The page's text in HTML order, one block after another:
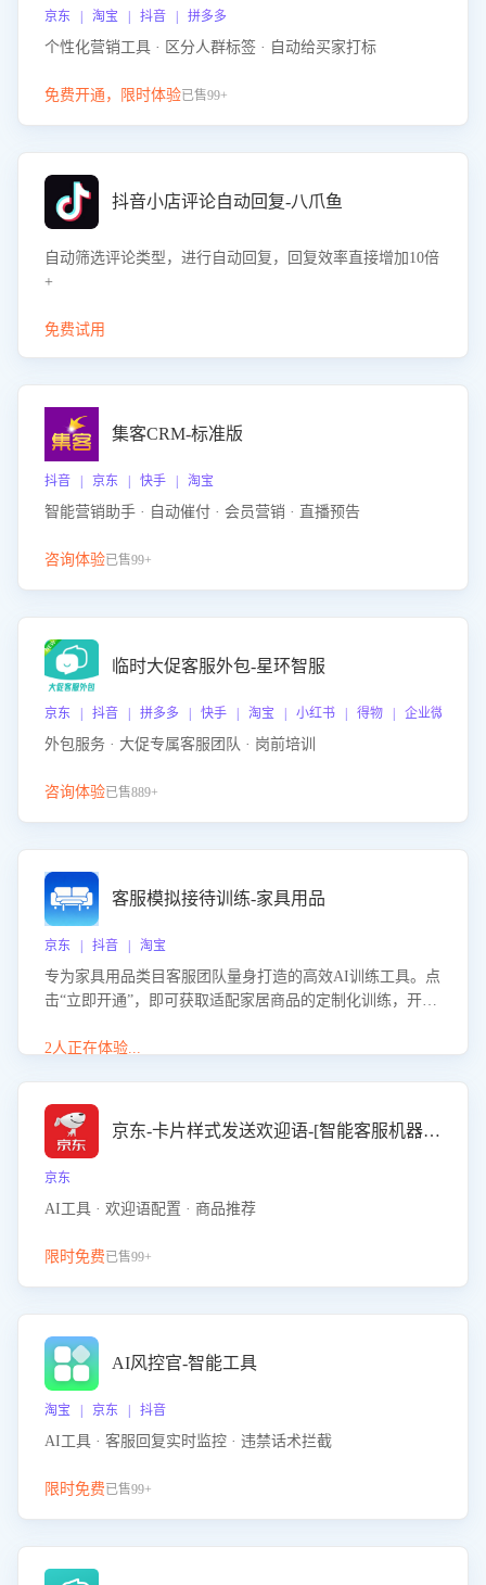
京东 | 淘宝 | 抖音 | 拼多多
个性化营销工具 · 区分人群标签 · 自动给买家打标
免费开通，限时体验已售99+
抖音小店评论自动回复-八爪鱼
自动筛选评论类型，进行自动回复，回复效率直接增加10倍
+
免费试用
集客CRM-标准版
抖音 | 京东 | 快手 | 淘宝
智能营销助手 · 自动催付 · 会员营销 · 直播预告
咨询体验已售99+
临时大促客服外包-星环智服
京东 | 抖音 | 拼多多 | 快手 | 淘宝 | 小红书 | 得物 | 企业微信
外包服务 · 大促专属客服团队 · 岗前培训
咨询体验已售889+
客服模拟接待训练-家具用品
京东 | 抖音 | 淘宝
专为家具用品类目客服团队量身打造的高效AI训练工具。点
击“立即开通”，即可获取适配家居商品的定制化训练，开启
能、尺寸参数咨询等高频场景下的专业应对能力。
2人正在体验...
京东-卡片样式发送欢迎语-[智能客服机器人]
京东
AI工具 · 欢迎语配置 · 商品推荐
限时免费已售99+
AI风控官-智能工具
淘宝 | 京东 | 抖音
AI工具 · 客服回复实时监控 · 违禁话术拦截
限时免费已售99+